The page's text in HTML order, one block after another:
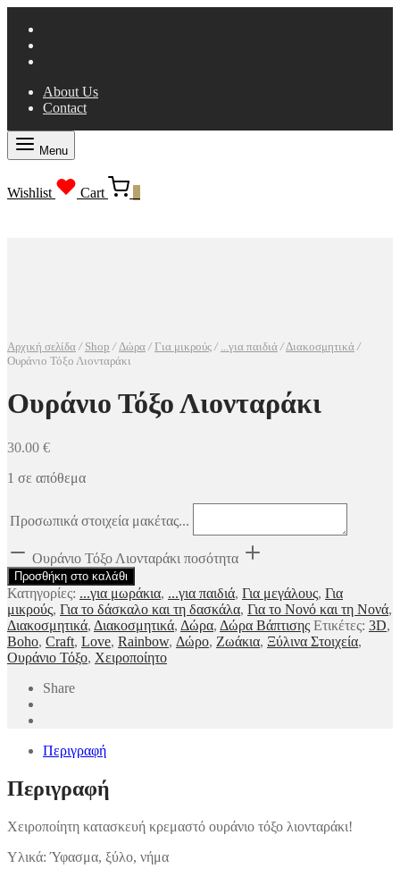
About Us
Contact
Menu
Wishlist Cart
Αρχική σελίδα / Shop / Δώρα / Για μικρούς / ...για παιδιά /Διακοσμητικά /
Ουράνιο Τόξο Λιονταράκι
Ουράνιο Τόξο Λιονταράκι
30.00 €
1 σε απόθεμα
Προσωπικά στοιχεία μακέτας...
Ουράνιο Τόξο Λιονταράκι ποσότητα
Προσθήκη στο καλάθι
Κατηγορίες: ...για μωράκια, ...για παιδιά, Για μεγάλους, Για
μικρούς, Για το δάσκαλο και τη δασκάλα, Για το Νονό και τη Νονά,
Διακοσμητικά, Διακοσμητικά, Δώρα, Δώρα Βάπτισης Ετικέτες: 3D,
Boho, Craft, Love, Rainbow, Δώρο, Ζωάκια, Ξύλινα Στοιχεία,
Ουράνιο Τόξο, Χειροποίητο
Share
Περιγραφή
Περιγραφή
Χειροποίητη κατασκευή κρεμαστό ουράνιο τόξο λιονταράκι!
Υλικά: Ύφασμα, ξύλο, νήμα